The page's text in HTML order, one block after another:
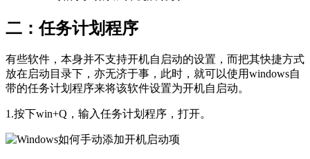
二：任务计划程序
有些软件，本身并不支持开机自启动的设置，而把其快捷方式
放在启动目录下，亦无济于事，此时，就可以使用windows自
带的任务计划程序来将该软件设置为开机自启动。
1.按下win+Q，输入任务计划程序，打开。